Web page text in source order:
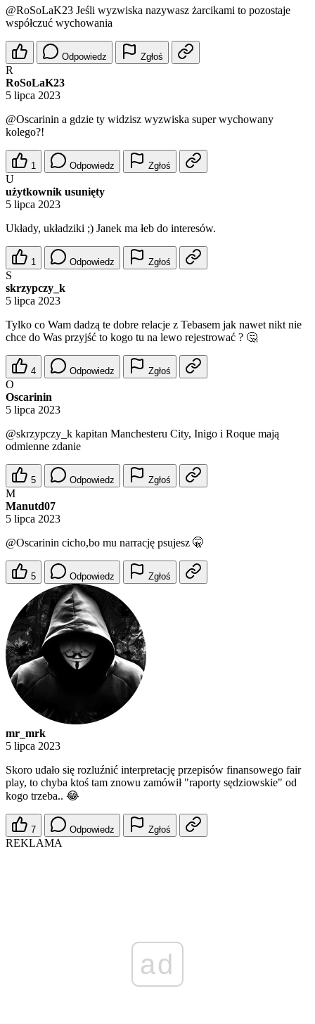
@RoSoLaK23 Jeśli wyzwiska nazywasz żarcikami to pozostaje
współczuć wychowania
Odpowiedz Zgłoś
R
RoSoLaK23
5 lipca 2023
@Oscarinin a gdzie ty widzisz wyzwiska super wychowany
kolego?!
1 Odpowiedz Zgłoś
U
użytkownik usunięty
5 lipca 2023
Układy, układziki ;) Janek ma łeb do interesów.
1 Odpowiedz Zgłoś
S
skrzypczy_k
5 lipca 2023
Tylko co Wam dadzą te dobre relacje z Tebasem jak nawet nikt nie
chce do Was przyjść to kogo tu na lewo rejestrować ? 🤔
4 Odpowiedz Zgłoś
O
Oscarinin
5 lipca 2023
@skrzypczy_k kapitan Manchesteru City, Inigo i Roque mają
odmienne zdanie
5 Odpowiedz Zgłoś
M
Manutd07
5 lipca 2023
@Oscarinin cicho,bo mu narrację psujesz 🤫
5 Odpowiedz Zgłoś
mr_mrk
5 lipca 2023
Skoro udało się rozluźnić interpretację przepisów finansowego fair
play, to chyba ktoś tam znowu zamówił "raporty sędziowskie" od
kogo trzeba.. 😂
7 Odpowiedz Zgłoś
REKLAMA
ad